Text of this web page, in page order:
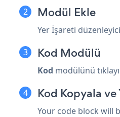
Modül Ekle
Yer İşareti
Kod Modülü
Kod modülünü
Kod Kopyala ve
Your code block will